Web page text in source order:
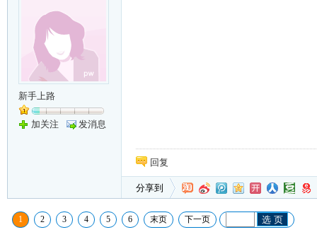
新手上路
加关注 发消息
回复
分享到
1 2 3 4 5 6 末页 下一页 选 页